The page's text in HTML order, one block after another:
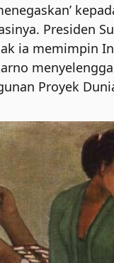
Presiden
ia memimpin
Proyek